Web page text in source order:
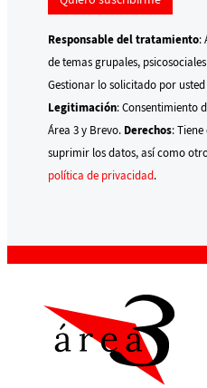
Responsable del tratamiento:
de temas grupales,
Gestionar lo solicitado por
Legitimación: Consentimiento
Área 3 y Brevo. Derechos:
suprimir los datos, así como
política de privacidad.